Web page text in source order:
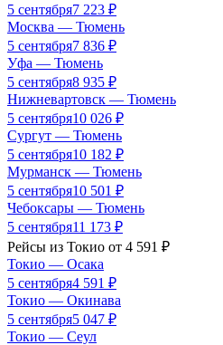
5 сентября7 223 ₽
Москва — Тюмень
5 сентября7 836 ₽
Уфа — Тюмень
5 сентября8 935 ₽
Нижневартовск — Тюмень
5 сентября10 026 ₽
Сургут — Тюмень
5 сентября10 182 ₽
Мурманск — Тюмень
5 сентября10 501 ₽
Чебоксары — Тюмень
5 сентября11 173 ₽
Рейсы из Токио от 4 591 ₽
Токио — Осака
5 сентября4 591 ₽
Токио — Окинава
5 сентября5 047 ₽
Токио — Сеул